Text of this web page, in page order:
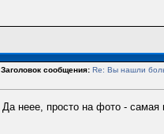
Заголовок сообщения: Re: Вы нашли
Да неее, просто на фото -